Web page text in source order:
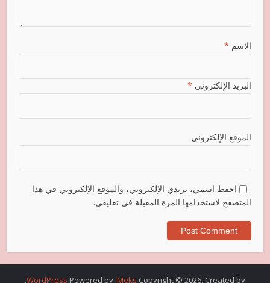
الاسم *
البريد الإلكتروني *
الموقع الإلكتروني
احفظ اسمي، بريدي الإلكتروني، والموقع الإلكتروني في هذا
المتصفح لاستخدامها المرة المقبلة في تعليقي.
Copyright © 2026. Created by
Meks
. Powered by
WordPress
.